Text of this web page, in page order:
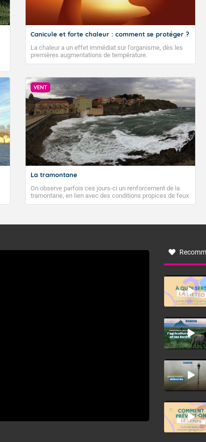
Canicule et forte chaleur : comment se protéger ?
La chaleur a un effet immédiat sur l’organisme, dès les
premières augmentations de température.
VENT
La tramontane
On observe parfois ces jours-ci un renforcement de la
tramontane, en lien avec des conditions propices de feux
de forêt. Mais qu'est-ce que la tramontane ? Quelles sont
à nord-ouest, dans un secteur qui part du Roussillon à la
monts, en allusion aux régions montagneuses d’où